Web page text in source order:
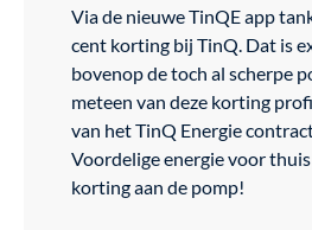
Via de nieuwe TinQE app
cent korting bij TinQ. Dat is
bovenop de toch al scherpe
meteen van deze korting
van het TinQ Energie
Voordelige energie voor
korting aan de pomp!